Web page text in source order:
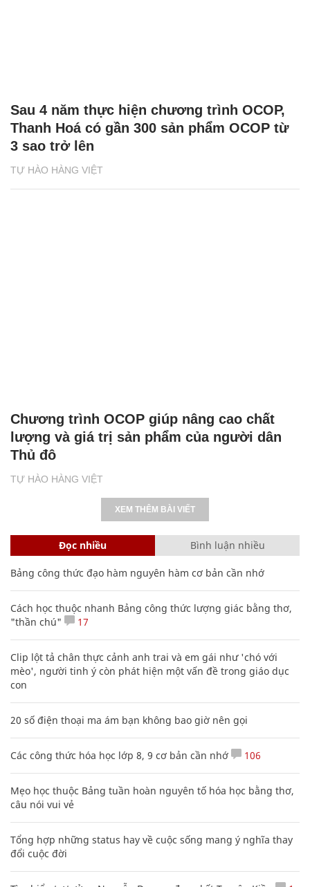
TỰ HÀO HÀNG VIỆT
Sau 4 năm thực hiện chương trình OCOP,
Thanh Hoá có gần 300 sản phẩm OCOP từ
3 sao trở lên
TỰ HÀO HÀNG VIỆT
Chương trình OCOP giúp nâng cao chất
lượng và giá trị sản phẩm của người dân
Thủ đô
XEM THÊM BÀI VIẾT
Đọc nhiều Bình luận nhiều
Bảng công thức đạo hàm nguyên hàm cơ bản cần nhớ
Cách học thuộc nhanh Bảng công thức lượng giác bằng thơ,
"thần chú"
17
Clip lột tả chân thực cảnh anh trai và em gái như 'chó với
mèo', người tinh ý còn phát hiện một vấn đề trong giáo dục
con
20 số điện thoại ma ám bạn không bao giờ nên gọi
Các công thức hóa học lớp 8, 9 cơ bản cần nhớ 106
Mẹo học thuộc Bảng tuần hoàn nguyên tố hóa học bằng thơ,
câu nói vui vẻ
Tổng hợp những status hay về cuộc sống mang ý nghĩa thay
đổi cuộc đời